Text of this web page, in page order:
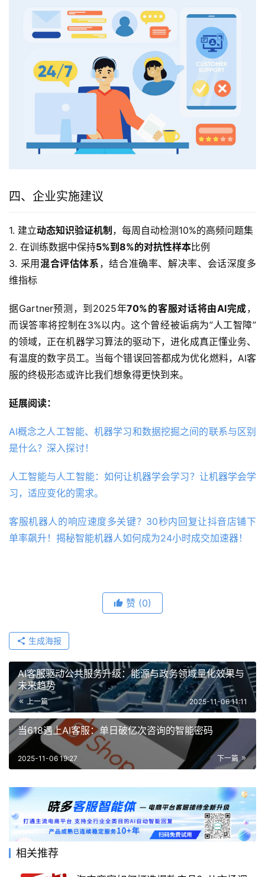
四、企业实施建议
1. 建立动态知识验证机制，每周自动检测10%的高频问题集
2. 在训练数据中保持5%到8%的对抗性样本比例
3. 采用混合评估体系 ，结合准确率、解决率、会话深度多
维指标
据Gartner预测，到2025年70%的客服对话将由AI完成，
而误答率将控制在3%以内。这个曾经被诟病为”人工智障”
的领域，正在机器学习算法的驱动下，进化成真正懂业务、
有温度的数字员工。当每个错误回答都成为优化燃料，AI客
服的终极形态或许比我们想象得更快到来。
延展阅读：
AI概念之人工智能、机器学习和数据挖掘之间的联系与区别
是什么？深入探讨！
人工智能与人工智能：如何让机器学会学习？让机器学会学
习，适应变化的需求。
客服机器人的响应速度多关键？30秒内回复让抖音店铺下
单率飙升！揭秘智能机器人如何成为24小时成交加速器！
赞 (0)
生成海报
AI客服驱动公共服务升级：能源与政务领域量化效果与
未来趋势
上一篇 2025-11-06 11:11
当618遇上AI客服：单日破亿次咨询的智能密码
下一篇
2025-11-06 19:27
相关推荐